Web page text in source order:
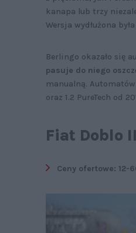
kanapa lub trzy
Wersja wydłużona
Berlingo okazało się
pasuje do niego
manualną.
oraz 1.2 PureTech od
Fiat Doblo
Ceny ofertowe: 12-